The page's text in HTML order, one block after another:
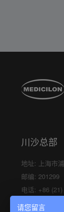
川沙总部
地址: 上海市
邮编: 201299
电话: +86 (21)
传真: +86 (21)
请您留言